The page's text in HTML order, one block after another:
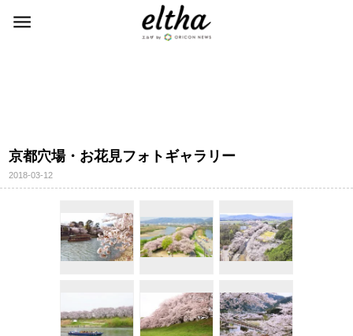
京都穴場・お花見フォトギャラリー
2018-03-12